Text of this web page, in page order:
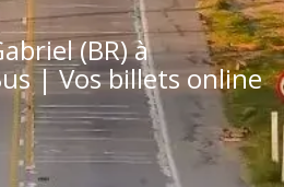
(BR) à
| Vos billets online